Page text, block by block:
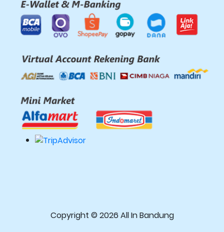
Copyright © 2026 All In Bandung